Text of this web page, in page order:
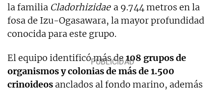
la familia Cladorhizidae a 9.744 metros en la
fosa de Izu-Ogasawara, la mayor profundidad
conocida para este grupo.
El equipo identificó más de108 grupos de
organismos y colonias de más de 1.500
crinoideos anclados al fondo marino, además